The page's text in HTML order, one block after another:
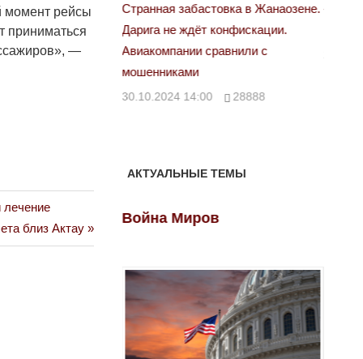
момент рейсы
приниматься
—
лечение
близ Актау
в Жанаозене.
конфискации.
с
«Новый Казахстан не говорит всей
правды»
29.10.2024 09:00 39623
АКТУАЛЬНЫЕ ТЕМЫ
Война Миров